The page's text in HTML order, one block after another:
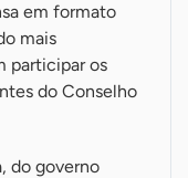
em formato
mais
participar os
do Conselho
do governo